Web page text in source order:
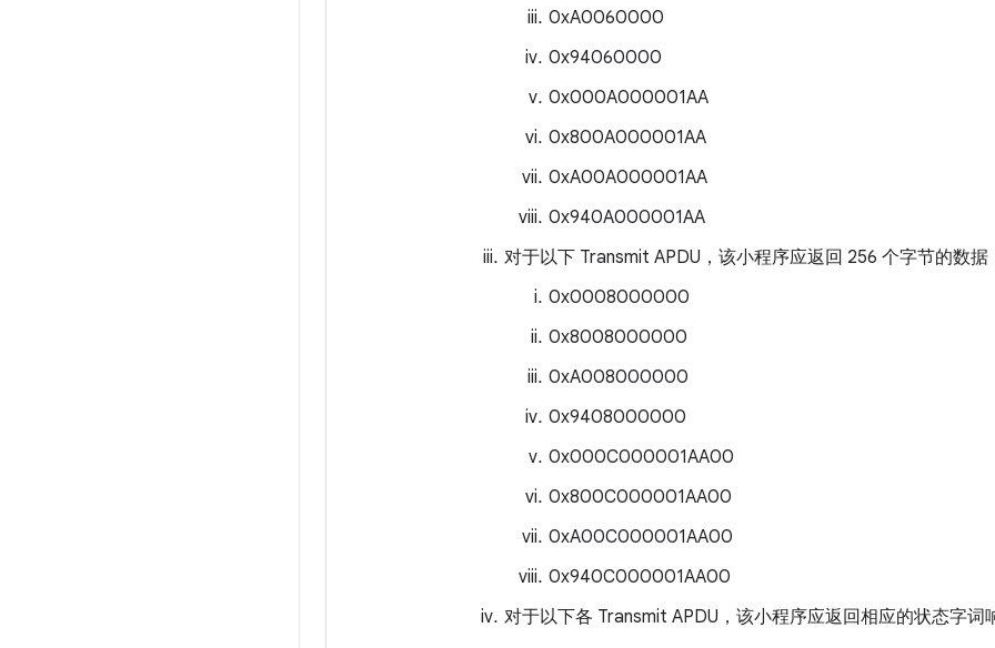
0xA0060000
0x94060000
0x000A000001AA
0x800A000001AA
0xA00A000001AA
0x940A000001AA
对于以下 Transmit APDU，该小程序应返回 256 个字节的数据
0x0008000000
0x8008000000
0xA008000000
0x9408000000
0x000C000001AA00
0x800C000001AA00
0xA00C000001AA00
0x940C000001AA00
对于以下各 Transmit APDU，该小程序应返回相应的状态字词